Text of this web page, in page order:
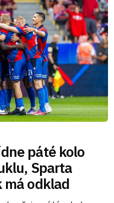
páté kolo
Sparta
má odklad